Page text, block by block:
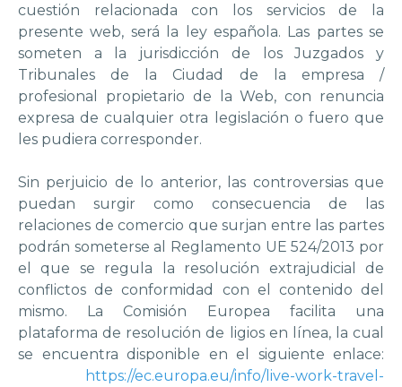
cuestión relacionada con los servicios de la
presente web, será la ley española. Las partes se
someten a la jurisdicción de los Juzgados y
Tribunales de la Ciudad de la empresa /
profesional propietario de la Web, con renuncia
expresa de cualquier otra legislación o fuero que
les pudiera corresponder.
Sin perjuicio de lo anterior, las controversias que
puedan surgir como consecuencia de las
relaciones de comercio que surjan entre las partes
podrán someterse al Reglamento UE 524/2013 por
el que se regula la resolución extrajudicial de
conflictos de conformidad con el contenido del
mismo. La Comisión Europea facilita una
plataforma de resolución de ligios en línea, la cual
se encuentra disponible en el siguiente enlace:
https://ec.europa.eu/info/live-work-travel-